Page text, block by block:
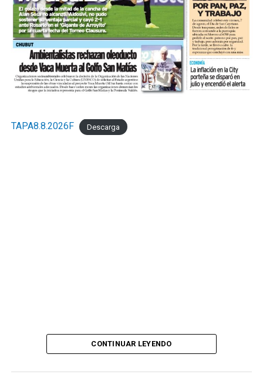
TAPA8.8.2026F Descarga
CONTINUAR LEYENDO